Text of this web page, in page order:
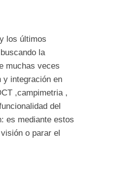
los últimos
la
muchas veces
y integración en
,campimetria ,
del
es mediante estos
o parar el